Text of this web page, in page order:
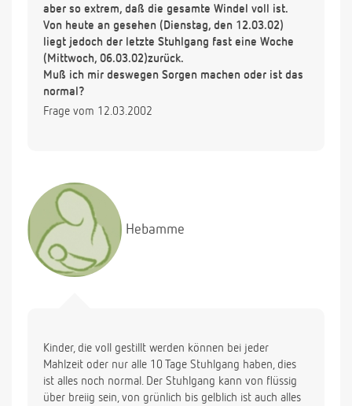
aber so extrem, daß die gesamte Windel voll ist.
Von heute an gesehen (Dienstag, den 12.03.02)
liegt jedoch der letzte Stuhlgang fast eine Woche
(Mittwoch, 06.03.02)zurück.
Muß ich mir deswegen Sorgen machen oder ist das
normal?
Frage vom 12.03.2002
Hebamme
Kinder, die voll gestillt werden können bei jeder
Mahlzeit oder nur alle 10 Tage Stuhlgang haben, dies
ist alles noch normal. Der Stuhlgang kann von flüssig
über breiig sein, von grünlich bis gelblich ist auch alles